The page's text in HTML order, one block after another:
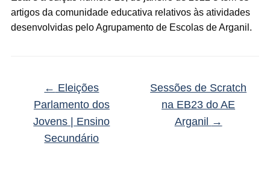
artigos da comunidade educativa relativos às atividades
desenvolvidas pelo Agrupamento de Escolas de Arganil.
← Eleições
Parlamento dos
Jovens | Ensino
Secundário
Sessões de Scratch
na EB23 do AE
Arganil →